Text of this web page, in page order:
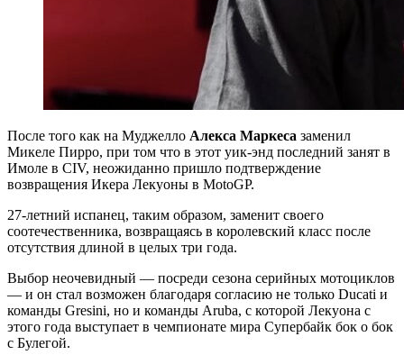
После того как на Муджелло Алекса Маркеса заменил
Микеле Пирро, при том что в этот уик-энд последний занят в
Имоле в CIV, неожиданно пришло подтверждение
возвращения Икера Лекуоны в MotoGP.
27-летний испанец, таким образом, заменит своего
соотечественника, возвращаясь в королевский класс после
отсутствия длиной в целых три года.
Выбор неочевидный — посреди сезона серийных мотоциклов
— и он стал возможен благодаря согласию не только Ducati и
команды Gresini, но и команды Aruba, с которой Лекуона с
этого года выступает в чемпионате мира Супербайк бок о бок
с Булегой.